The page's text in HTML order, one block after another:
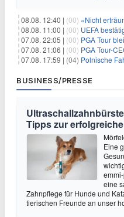
08.08. 12:40 | (00) «Nicht
08.08. 11:00 | (00) UEFA bestätigt
07.08. 22:05 | (00) PGA Tour bleibt
07.08. 21:06 | (00) PGA Tour-CEO weist
07.08. 17:59 | (04) Polnische
BUSINESS/PRESSE
Tipps zur
Eine
eine
Zahnpflege für Hunde und
tierischen Freunde an unser